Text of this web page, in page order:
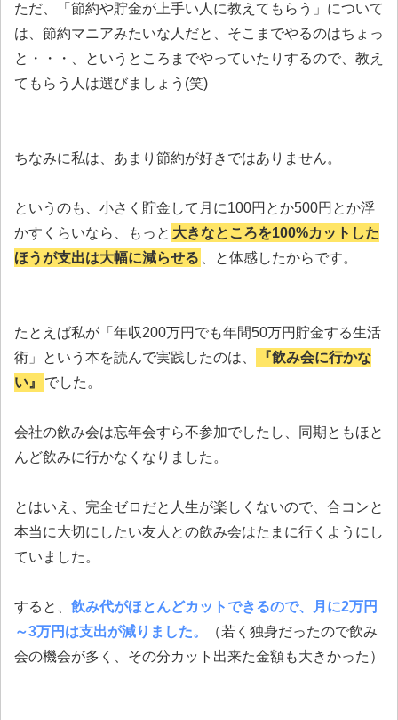
ただ、「節約や貯金が上手い人に教えてもらう」について
は、節約マニアみたいな人だと、そこまでやるのはちょっ
と・・・、というところまでやっていたりするので、教え
てもらう人は選びましょう(笑)
ちなみに私は、あまり節約が好きではありません。
というのも、小さく貯金して月に100円とか500円とか浮
かすくらいなら、もっと 大きなところを100%カットした
ほうが支出は大幅に減らせる
、と体感したからです。
たとえば私が「年収200万円でも年間50万円貯金する生活
術」という本を読んで実践したのは、
『飲み会に行かな
い』
でした。
会社の飲み会は忘年会すら不参加でしたし、同期ともほと
んど飲みに行かなくなりました。
とはいえ、完全ゼロだと人生が楽しくないので、合コンと
本当に大切にしたい友人との飲み会はたまに行くようにし
ていました。
すると、 飲み代がほとんどカットできるので、月に2万円
～3万円は支出が減りました。
（若く独身だったので飲み
会の機会が多く、その分カット出来た金額も大きかった）